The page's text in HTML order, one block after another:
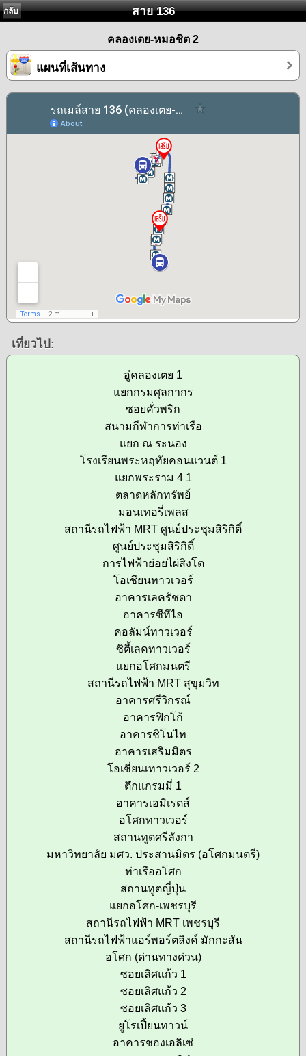
กลับ สาย 136
คลองเตย-หมอชิต 2
แผนที่เส้นทาง
เที่ยวไป:
อู่คลองเตย 1
แยกกรมศุลกากร
ซอยคั่วพริก
สนามกีฬาการท่าเรือ
แยก ณ ระนอง
โรงเรียนพระหฤทัยคอนแวนต์ 1
แยกพระราม 4 1
ตลาดหลักทรัพย์
มอนเทอรี่เพลส
สถานีรถไฟฟ้า MRT ศูนย์ประชุมสิริกิติ์
ศูนย์ประชุมสิริกิติ์
การไฟฟ้าย่อยไผ่สิงโต
โอเชียนทาวเวอร์
อาคารเลครัชดา
อาคารซีทีไอ
คอลัมน์ทาวเวอร์
ซิตี้เลคทาวเวอร์
แยกอโศกมนตรี
สถานีรถไฟฟ้า MRT สุขุมวิท
อาคารศรีวิกรณ์
อาคารฟิกโก้
อาคารชิโนไท
อาคารเสริมมิตร
โอเชี่ยนเทาวเวอร์ 2
ตึกแกรมมี่ 1
อาคารเอมิเรตส์
อโศกทาวเวอร์
สถานทูตศรีลังกา
มหาวิทยาลัย มศว. ประสานมิตร (อโศกมนตรี)
ท่าเรืออโศก
สถานทูตญี่ปุ่น
แยกอโศก-เพชรบุรี
สถานีรถไฟฟ้า MRT เพชรบุรี
สถานีรถไฟฟ้าแอร์พอร์ตลิงค์ มักกะสัน
อโศก (ด่านทางด่วน)
ซอยเลิศแก้ว 1
ซอยเลิศแก้ว 2
ซอยเลิศแก้ว 3
ยูโรเปี้ยนทาวน์
อาคารชองเอลิเซ่